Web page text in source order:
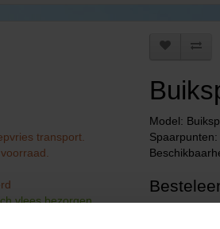
transport.
vlees bezorgen
Model:
Spaarpunten: